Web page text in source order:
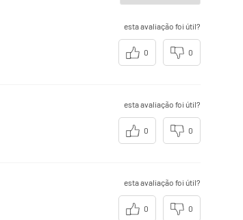
esta avaliação foi útil?
0 0
esta avaliação foi útil?
0 0
esta avaliação foi útil?
0 0